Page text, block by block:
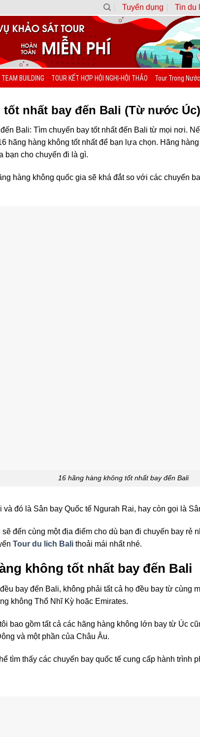
Tuyển dụng Tin du
BUILDING TOUR KẾT HỢP HỘI NGHỊ-HỘI THẢO Tour Trong Nước
tốt nhất bay đến Bali (Từ nước Úc)
Bali: Tìm chuyến bay tốt nhất đến Bali từ mọi nơi.
hãng hàng không tốt nhất để bạn lựa chọn. Hãng
bạn cho chuyến đi là gì.
hàng không quốc gia sẽ khá đắt so với các chuyến
16 hãng hàng không tốt nhất bay đến Bali
đó là Sân bay Quốc tế Ngurah Rai, hay còn gọi là
đến cùng một địa điểm cho dù bạn đi chuyến bay rẻ
Tour du lich Bali thoải mái nhất nhé.
không tốt nhất bay đến Bali
bay đến Bali, không phải tất cả họ đều bay từ cùng
không Thổ Nhĩ Kỳ hoặc Emirates.
bao gồm tất cả các hãng hàng không lớn bay từ Úc
và một phần của Châu Âu.
tìm thấy các chuyến bay quốc tế cung cấp hành trình